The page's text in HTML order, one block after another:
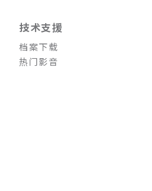
技术支援
档案下载
热门影音